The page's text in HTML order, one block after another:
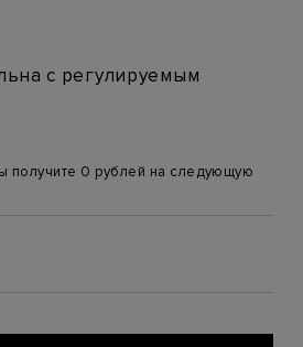
с регулируемым
получите 0 рублей на следующую